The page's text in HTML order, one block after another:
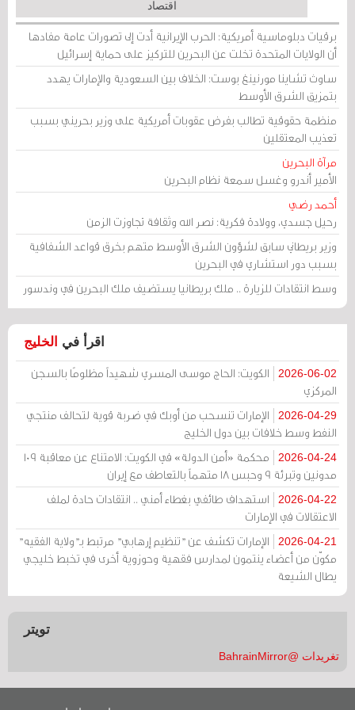
اقتصاد
برقيات دبلوماسية أمريكية: الحرب الإيرانية أدت إلى تصورات عامة مفادها
أن الولايات المتحدة تخلت عن البحرين للتركيز على حماية إسرائيل
ساوث تشاينا مورنينغ بوست: الخلاف بين السعودية والإمارات يهدد
بتمزيق الشرق الأوسط
منظمة حقوقية تطالب بفرض عقوبات أمريكية على وزير بحريني بسبب
تعذيب المعتقلين
مرآة البحرين
الأمير أندرو وغسل سمعة نظام البحرين
أحمد رضي
رحيل جسدي، وولادة فكرية: نصر الله وثقافة تجاوزت الزمن
وزير بريطاني سابق لشؤون الشرق الأوسط متهم بخرق قواعد الشفافية
بسبب دور استشاري في البحرين
وسط انتقادات للزيارة .. ملك بريطانيا يستضيف ملك البحرين في وندسور
اقرأ في الخليج
2026-06-02
الكويت: الحاج موسى المسري شهيداً مظلومًا بالسجن
المركزي
2026-04-29
الإمارات تنسحب من أوبك في ضربة قوية لتحالف منتجي
النفط وسط خلافات بين دول الخليج
2026-04-24
محكمة «أمن الدولة» في الكويت: الامتناع عن معاقبة 109
مدونين وتبرئة 9 وحبس 18 متهماً بالتعاطف مع إيران
2026-04-22
استهداف طائفي بغطاء أمني .. انتقادات حادة لملف
الاعتقالات في الإمارات
2026-04-21
الإمارات تكشف عن "تنظيم إرهابي" مرتبط بـ"ولاية الفقيه"
مكوّن من أعضاء ينتمون لمدارس فقهية وحوزوية أخرى في تخبط خليجي
يطال الشيعة
تويتر
تغريدات @BahrainMirror